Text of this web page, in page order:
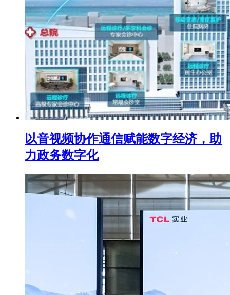
以音视频协作通信赋能数字经济，助
力政务数字化